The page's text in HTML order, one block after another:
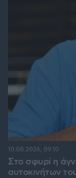
Στο σφυρί η
αυτοκινήτων
10.08.2026, 09:10